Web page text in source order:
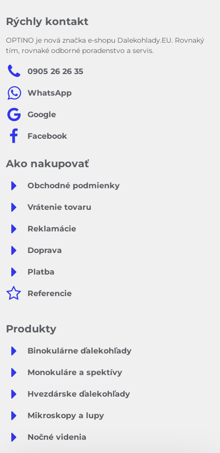
Rýchly kontakt
OPTINO je nová značka e-shopu Dalekohlady.EU. Rovnaký
tím, rovnaké odborné poradenstvo a servis.
0905 26 26 35
WhatsApp
Google
Facebook
Ako nakupovať
Obchodné podmienky
Vrátenie tovaru
Reklamácie
Doprava
Platba
Referencie
Produkty
Binokulárne ďalekohľady
Monokuláre a spektívy
Hvezdárske ďalekohľady
Mikroskopy a lupy
Nočné videnia